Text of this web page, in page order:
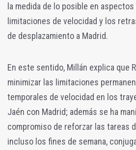
la medida de lo posible en aspectos
limitaciones de velocidad y los
de desplazamiento a Madrid.
En este sentido, Millán explica que
minimizar las limitaciones
temporales de velocidad en los
Jaén con Madrid; además se ha
compromiso de reforzar las tareas
incluso los fines de semana,